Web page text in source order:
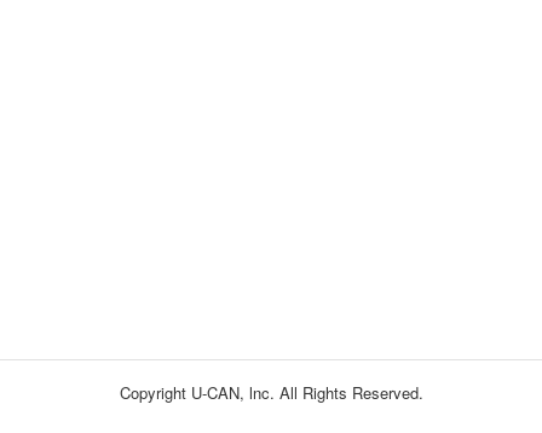
Copyright U-CAN, lnc. All Rights Reserved.